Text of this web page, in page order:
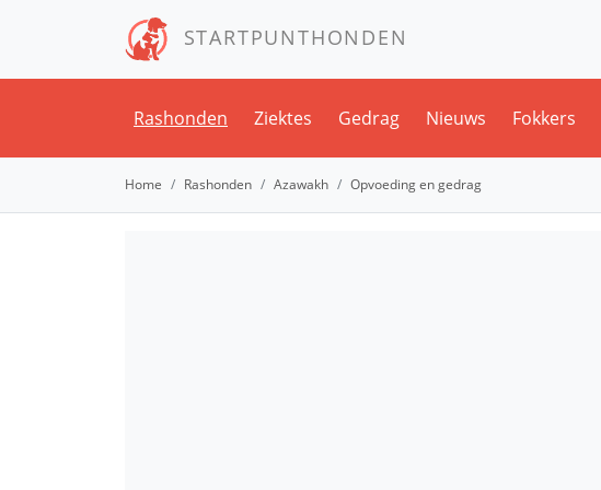
STARTPUNTHONDEN
Rashonden Ziektes Gedrag Nieuws Fokkers
Home Rashonden Azawakh Opvoeding en gedrag